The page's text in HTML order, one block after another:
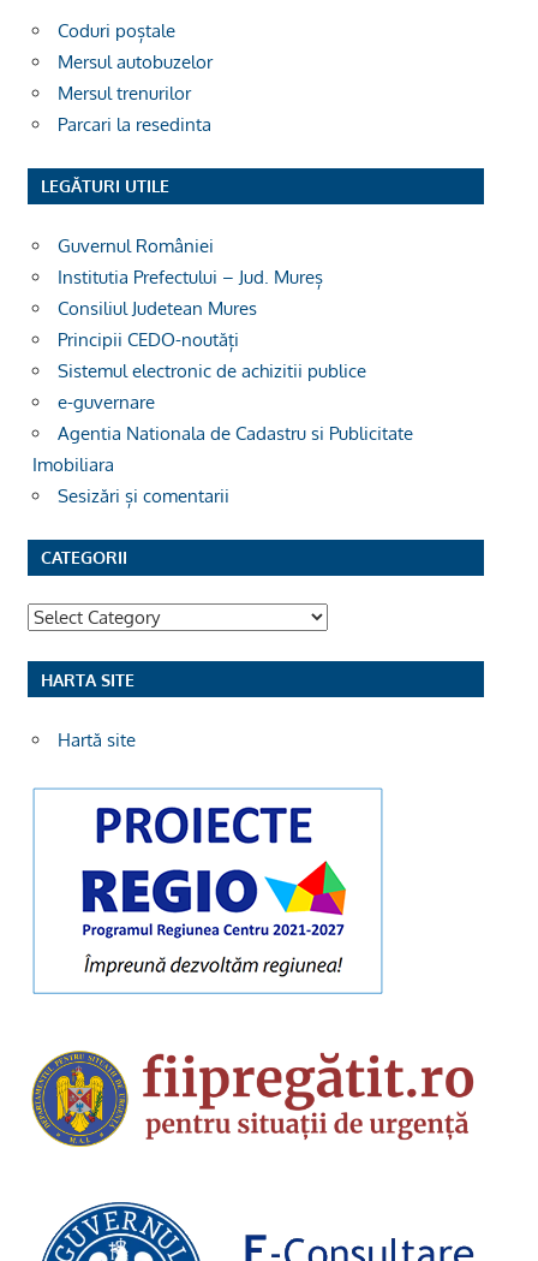
Coduri poștale
Mersul autobuzelor
Mersul trenurilor
Parcari la resedinta
LEGĂTURI UTILE
Guvernul României
Institutia Prefectului – Jud. Mureș
Consiliul Judetean Mures
Principii CEDO-noutăți
Sistemul electronic de achizitii publice
e-guvernare
Agentia Nationala de Cadastru si Publicitate
Imobiliara
Sesizări și comentarii
CATEGORII
Categorii
HARTA SITE
Hartă site